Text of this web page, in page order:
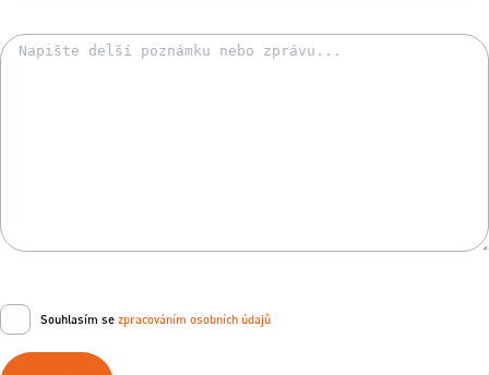
Souhlasím se zpracováním osobních údajů